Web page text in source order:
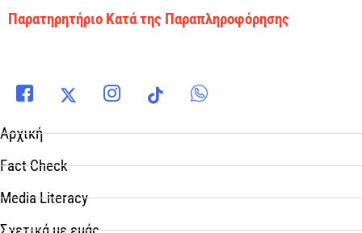
Παρατηρητήριο Κατά της Παραπληροφόρησης
Αρχική
Fact Check
Media Literacy